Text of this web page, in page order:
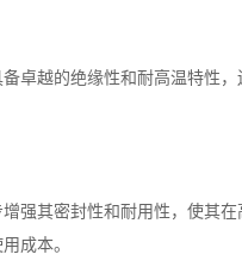
卓越的绝缘性和耐高温特性
强其密封性和耐用性，使其
成本。